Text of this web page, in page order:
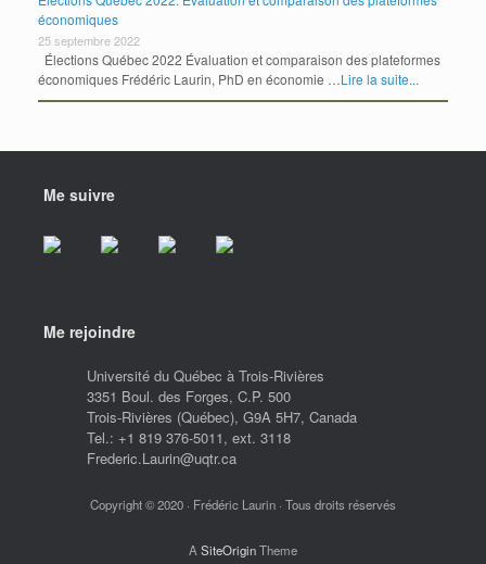
économiques
25 septembre 2022
Élections Québec 2022 Évaluation et comparaison des plateformes
économiques Frédéric Laurin, PhD en économie …Lire la suite...
Me suivre
Me rejoindre
Université du Québec à Trois-Rivières
3351 Boul. des Forges, C.P. 500
Trois-Rivières (Québec), G9A 5H7, Canada
Tel.: +1 819 376-5011, ext. 3118
Frederic.Laurin@uqtr.ca
Copyright © 2020 · Frédéric Laurin · Tous droits réservés
A SiteOriginTheme